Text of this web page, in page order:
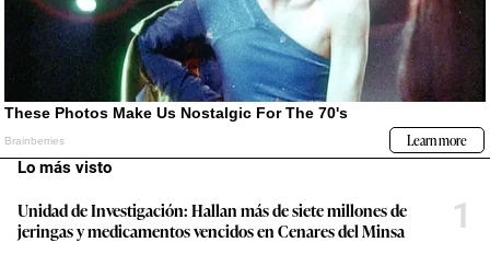
Lo más visto
Unidad de Investigación: Hallan más de siete millones de
jeringas y medicamentos vencidos en Cenares del Minsa
1